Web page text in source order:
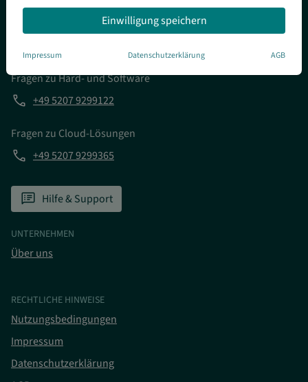
erforderlich.
Sicherheit (empfohlen)
Nutzer. Sie helfen, Bedrohungen zu erkennen, Angriffe abzuwehren
und die Integrität unserer Systeme zu gewährleisten.
Einwilligung speichern
Impressum Datenschutzerklärung AGB
MELDE DICH BEI UNS
Fragen zu Hard- und Software
phone +49 5207 9299122
Fragen zu Cloud-Lösungen
phone +49 5207 9299365
speaker_notes Hilfe & Support
UNTERNEHMEN
Über uns
RECHTLICHE HINWEISE
Nutzungsbedingungen
Impressum
Datenschutzerklärung